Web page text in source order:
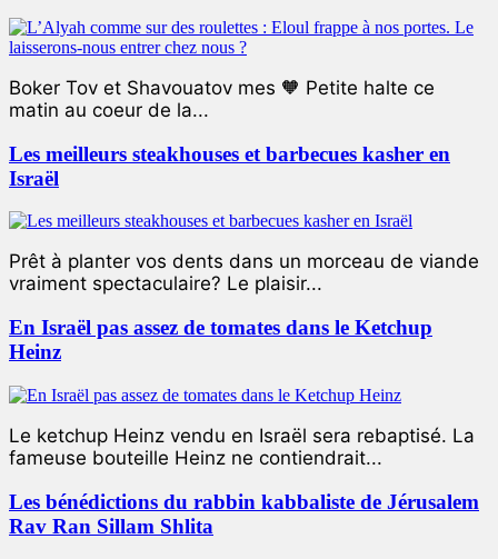
Boker Tov et Shavouatov mes 🧡 Petite halte ce
matin au coeur de la...
Les meilleurs steakhouses et barbecues kasher en
Israël
Prêt à planter vos dents dans un morceau de viande
vraiment spectaculaire? Le plaisir...
En Israël pas assez de tomates dans le Ketchup
Heinz
Le ketchup Heinz vendu en Israël sera rebaptisé. La
fameuse bouteille Heinz ne contiendrait...
Les bénédictions du rabbin kabbaliste de Jérusalem
Rav Ran Sillam Shlita